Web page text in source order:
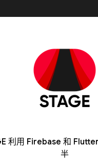
利用 Firebase 和
半